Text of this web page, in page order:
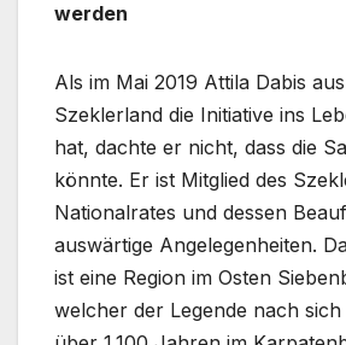
werden
Als im Mai 2019 Attila Dabis
Szeklerland die Initiative ins
hat, dachte er nicht, dass die
könnte. Er ist Mitglied des
Nationalrates und dessen
auswärtige Angelegenheiten.
ist eine Region im Osten
welcher der Legende nach